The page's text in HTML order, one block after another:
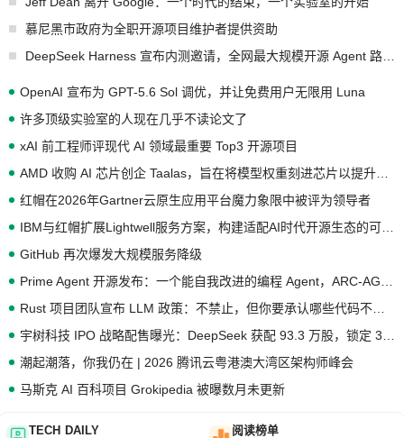
慕尼黑市政府为全职开源项目维护者提供资助
OpenAI 宣布为 GPT-5.6 Sol 调优，并让免费用户无限用 Luna
许多顶级实验室的人现在几乎不读论文了
xAI 前工程师评现代 AI 领域最重要 Top3 开源项目
红帽在2026年Gartner云原生应用平台魔力象限中被评为领导者
GitHub 再次爆发大规模服务降级
潮起潮落，你我仍在 | 2026 腾讯云粤港澳大湾区架构师峰会
马斯克 AI 百科项目 Grokipedia 被曝数月未更新
TECH DAILY 阅读榜单